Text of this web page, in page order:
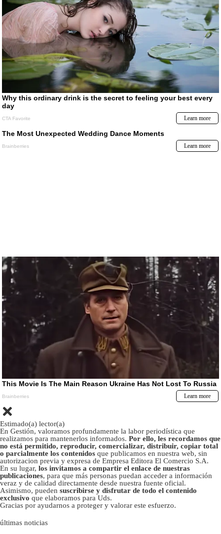
Estimado(a) lector(a)
En Gestión, valoramos profundamente la labor periodística que
realizamos para mantenerlos informados. Por ello, les recordamos que
no está permitido, reproducir, comercializar, distribuir, copiar total
o parcialmente los contenidos que publicamos en nuestra web, sin
autorizacion previa y expresa de Empresa Editora El Comercio S.A.
En su lugar, los invitamos a compartir el enlace de nuestras
publicaciones, para que más personas puedan acceder a información
veraz y de calidad directamente desde nuestra fuente oficial.
Asimismo, pueden suscribirse y disfrutar de todo el contenido
exclusivo que elaboramos para Uds.
Gracias por ayudarnos a proteger y valorar este esfuerzo.
últimas noticias